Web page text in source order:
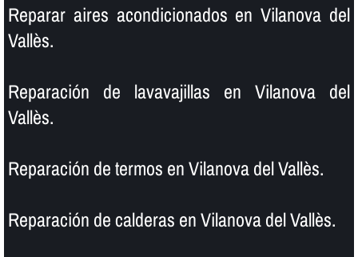
Reparar aires acondicionados en Vilanova del
Vallès.
Reparación de lavavajillas en Vilanova del
Vallès.
Reparación de termos en Vilanova del Vallès.
Reparación de calderas en Vilanova del Vallès.